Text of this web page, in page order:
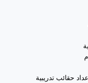
حقائب تدريبية